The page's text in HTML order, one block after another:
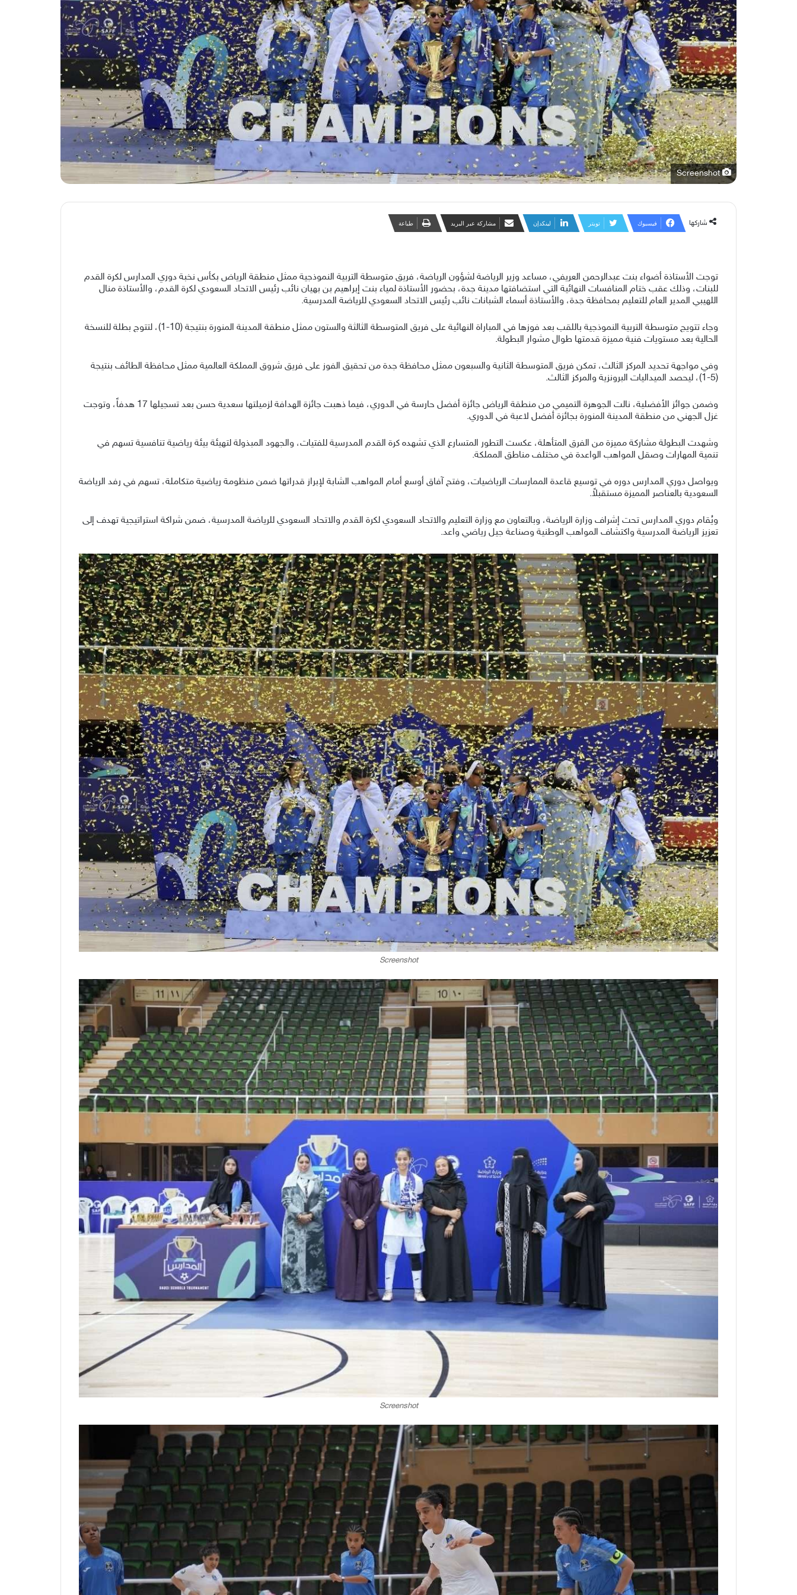
Screenshot
شاركها فيسبوك تويتر لينكدإن مشاركة عبر البريد طباعة
توجت الأستاذة أضواء بنت عبدالرحمن العريفي، مساعد وزير الرياضة لشؤون الرياضة، فريق متوسطة التربية النموذجية ممثل منطقة الرياض بكأس نخبة دوري المدارس لكرة القدم
للبنات، وذلك عقب ختام المنافسات النهائية التي استضافتها مدينة جدة، بحضور الأستاذة لمياء بنت إبراهيم بن بهيان نائب رئيس الاتحاد السعودي لكرة القدم، والأستاذة منال
اللهيبي المدير العام للتعليم بمحافظة جدة، والأستاذة أسماء الشبانات نائب رئيس الاتحاد السعودي للرياضة المدرسية.
وجاء تتويج متوسطة التربية النموذجية باللقب بعد فوزها في المباراة النهائية على فريق المتوسطة الثالثة والستون ممثل منطقة المدينة المنورة بنتيجة (10-1)، لتتوج بطلة للنسخة
الحالية بعد مستويات فنية مميزة قدمتها طوال مشوار البطولة.
وفي مواجهة تحديد المركز الثالث، تمكن فريق المتوسطة الثانية والسبعون ممثل محافظة جدة من تحقيق الفوز على فريق شروق المملكة العالمية ممثل محافظة الطائف بنتيجة
(5-1)، ليحصد الميداليات البرونزية والمركز الثالث.
وضمن جوائز الأفضلية، نالت الجوهرة التميمي من منطقة الرياض جائزة أفضل حارسة في الدوري، فيما ذهبت جائزة الهدافة لزميلتها سعدية حسن بعد تسجيلها 17 هدفاً، وتوجت
غزل الجهني من منطقة المدينة المنورة بجائزة أفضل لاعبة في الدوري.
وشهدت البطولة مشاركة مميزة من الفرق المتأهلة، عكست التطور المتسارع الذي تشهده كرة القدم المدرسية للفتيات، والجهود المبذولة لتهيئة بيئة رياضية تنافسية تسهم في
تنمية المهارات وصقل المواهب الواعدة في مختلف مناطق المملكة.
ويواصل دوري المدارس دوره في توسيع قاعدة الممارسات الرياضيات، وفتح آفاق أوسع أمام المواهب الشابة لإبراز قدراتها ضمن منظومة رياضية متكاملة، تسهم في رفد الرياضة
السعودية بالعناصر المميزة مستقبلاً.
ويُقام دوري المدارس تحت إشراف وزارة الرياضة، وبالتعاون مع وزارة التعليم والاتحاد السعودي لكرة القدم والاتحاد السعودي للرياضة المدرسية، ضمن شراكة استراتيجية تهدف إلى
تعزيز الرياضة المدرسية واكتشاف المواهب الوطنية وصناعة جيل رياضي واعد.
Screenshot
Screenshot